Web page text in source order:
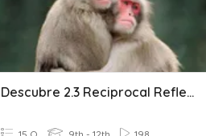
Descubre 2.3 Reciprocal Reflexives